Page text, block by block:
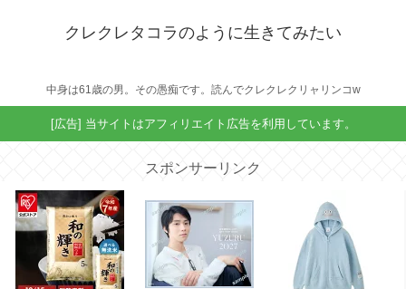
クレクレタコラのように生きてみたい
中身は61歳の男。その愚痴です。読んでクレクレクリャリンコw
[広告] 当サイトはアフィリエイト広告を利用しています。
スポンサーリンク